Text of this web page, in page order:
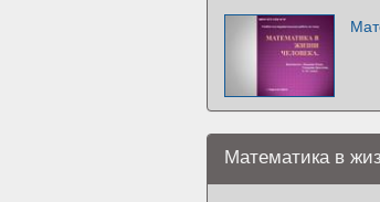
Математика в